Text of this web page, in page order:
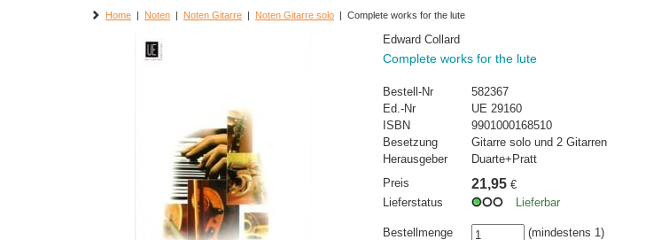
Home | Noten | Noten Gitarre | Noten Gitarre solo | Complete works for the lute
Edward Collard
Complete works for the lute
Bestell-Nr
582367
Ed.-Nr
UE 29160
ISBN
9901000168510
Besetzung
Gitarre solo und 2 Gitarren
Herausgeber
Duarte+Pratt
Preis
21,95 €
Lieferstatus
Lieferbar
Bestellmenge (mindestens 1)